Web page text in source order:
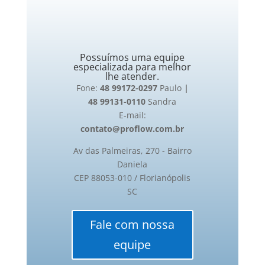
Possuímos uma equipe
especializada para melhor
lhe atender.
Fone: 48 99172-0297 Paulo |
48 99131-0110 Sandra
E-mail:
contato@proflow.com.br
Av das Palmeiras, 270 - Bairro
Daniela
CEP 88053-010 / Florianópolis
SC
Fale com nossa
equipe